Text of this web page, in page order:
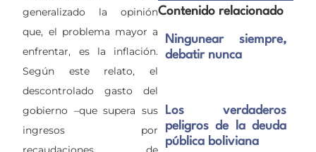
generalizado la opinión
que, el problema mayor a
enfrentar, es la inflación.
Según este relato, el
descontrolado gasto del
gobierno –que supera sus
ingresos por
Contenido relacionado
Ningunear siempre,
debatir nunca
Los verdaderos
peligros de la deuda
pública boliviana